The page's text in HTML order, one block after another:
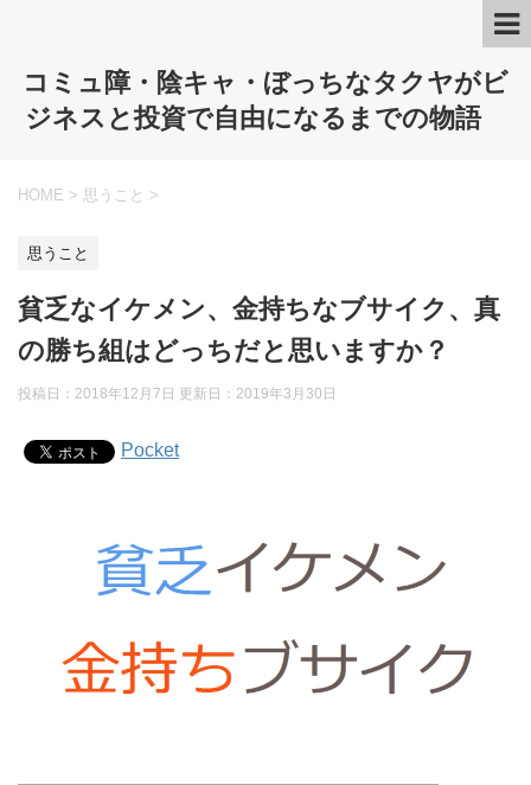
コミュ障・陰キャ・ぼっちなタクヤがビ
ジネスと投資で自由になるまでの物語
HOME > 思うこと >
思うこと
貧乏なイケメン、金持ちなブサイク、真
の勝ち組はどっちだと思いますか？
投稿日：2018年12月7日 更新日： 2019年3月30日
Pocket